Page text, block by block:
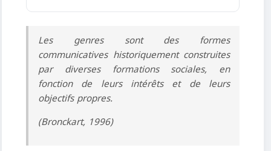
Les genres sont des formes
communicatives historiquement construites
par diverses formations sociales, en
fonction de leurs intérêts et de leurs
objectifs propres.
(Bronckart, 1996)